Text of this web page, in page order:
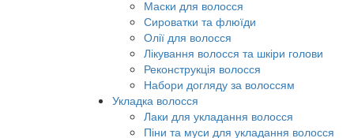
Маски для волосся
Сироватки та флюїди
Олії для волосся
Лікування волосся та шкіри голови
Реконструкція волосся
Набори догляду за волоссям
Укладка волосся
Лаки для укладання волосся
Піни та муси для укладання волосся